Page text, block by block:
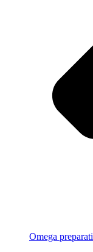
Omega preparati